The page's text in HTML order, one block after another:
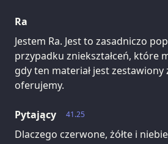
Ra
Jestem Ra. Jest to zasadniczo
przypadku zniekształceń, które
gdy ten materiał jest zestawiony
oferujemy.
41.25
Pytający
Dlaczego czerwone, żółte i